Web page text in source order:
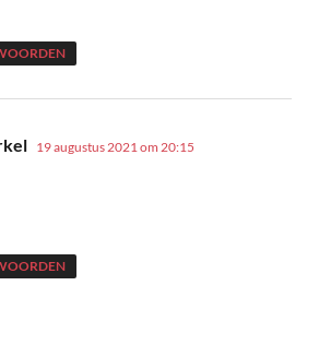
schreef:
19 augustus 2021 om 20:15